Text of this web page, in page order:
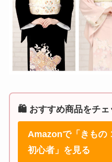
🛍️ おすすめ商品をチェ
Amazonで「きもの
初心者」を見る